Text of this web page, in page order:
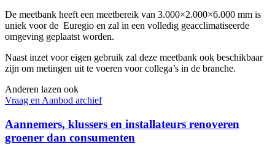
De meetbank heeft een meetbereik van 3.000×2.000×6.000 mm is
uniek voor de Euregio en zal in een volledig geacclimatiseerde
omgeving geplaatst worden.
Naast inzet voor eigen gebruik zal deze meetbank ook beschikbaar
zijn om metingen uit te voeren voor collega’s in de branche.
Anderen lazen ook
Vraag en Aanbod archief
Aannemers, klussers en installateurs renoveren
groener dan consumenten